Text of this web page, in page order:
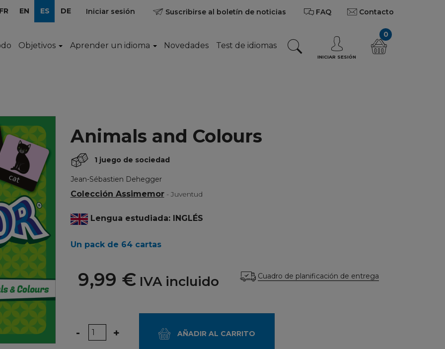
FR EN ES DE Iniciar sesión Suscribirse al boletín de noticias FAQ Contacto
Objetivos Aprender un idioma Novedades Test de idiomas
INICIAR SESIÓN
0
Animals and Colours
1 juego de sociedad
Jean-Sébastien Dehegger
Colección Assimemor - Juventud
Lengua estudiada: INGLÉS
Un pack de 64 cartas
9,99 €IVA incluido Cuadro de planificación de entrega
Cantidad
- + AÑADIR AL CARRITO